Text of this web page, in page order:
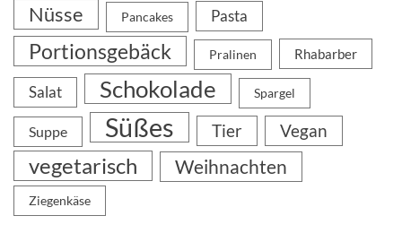
Nüsse Pancakes Pasta
Portionsgebäck Pralinen Rhabarber
Salat Schokolade Spargel
Suppe Süßes Tier Vegan
vegetarisch Weihnachten
Ziegenkäse